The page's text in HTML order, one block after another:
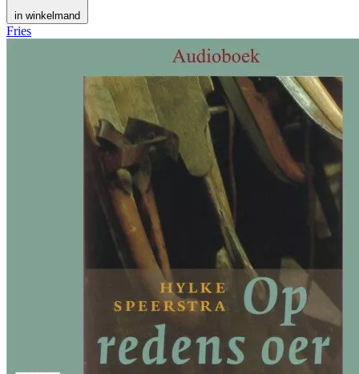
in winkelmand
Fries